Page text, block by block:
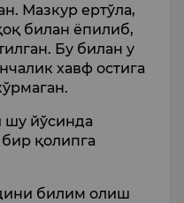
Мазкур ертўла,
билан ёпилиб,
Бу билан у
хавф остига
шу йўсинда
қолипга
билим олиш